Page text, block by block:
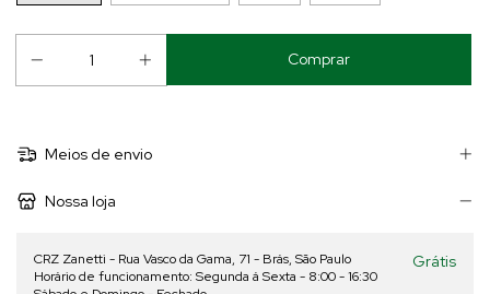
Meios de envio
Nossa loja
CRZ Zanetti - Rua Vasco da Gama, 71 - Brás, São Paulo
Horário de funcionamento: Segunda á Sexta - 8:00 - 16:30
Grátis